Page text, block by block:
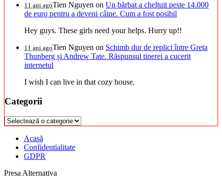
11 ani agoTien Nguyen on Un bărbat a cheltuit peste 14.000
de euro pentru a deveni câine. Cum a fost posibil
Hey guys. These girls need your helps. Hurry up!!
11 ani agoTien Nguyen on Schimb dur de replici între Greta
Thunberg și Andrew Tate. Răspunsul tinerei a cucerit
internetul
I wish I can live in that cozy house.
Categorii
Categorii
Acasă
Confidentialitate
GDPR
Presa Alternativa